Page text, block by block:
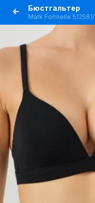
Бюстгальтер
Mark Formelle